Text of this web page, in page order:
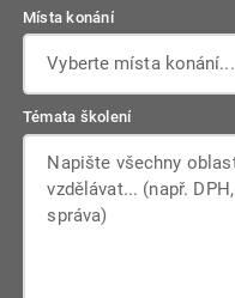
Místa konání
Vyberte místa konání...
Témata školení